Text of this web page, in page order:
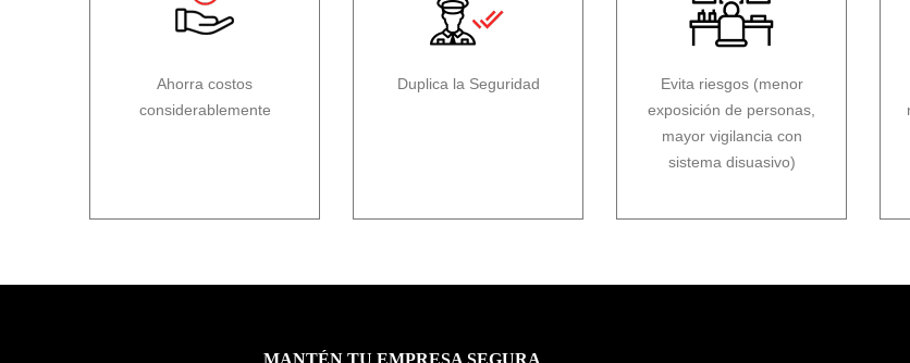
Ahorra costos
considerablemente
Duplica la Seguridad
Evita riesgos (menor
exposición de personas,
mayor vigilancia con
sistema disuasivo)
MANTÉN TU EMPRESA SEGURA